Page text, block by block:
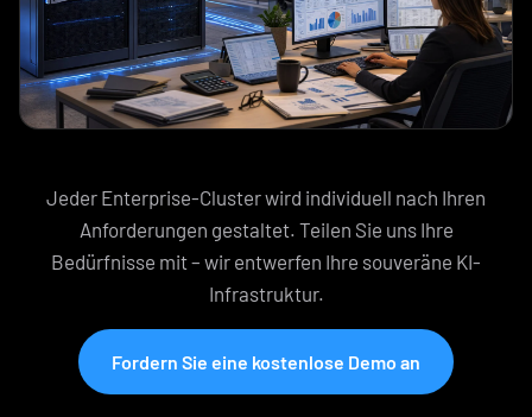
Jeder Enterprise-Cluster wird individuell nach Ihren
Anforderungen gestaltet. Teilen Sie uns Ihre
Bedürfnisse mit – wir entwerfen Ihre souveräne KI-
Infrastruktur.
Fordern Sie eine kostenlose Demo an